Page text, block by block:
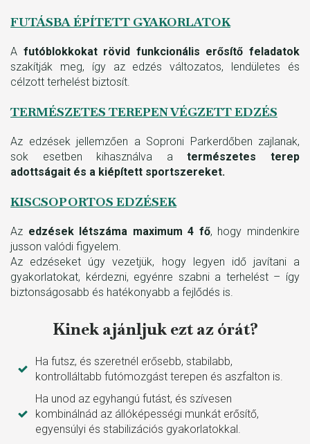
FUTÁSBA ÉPÍTETT GYAKORLATOK
A futóblokkokat rövid funkcionális erősítő feladatok
szakítják meg, így az edzés változatos, lendületes és
célzott terhelést biztosít.
TERMÉSZETES TEREPEN VÉGZETT EDZÉS
Az edzések jellemzően a Soproni Parkerdőben zajlanak,
sok esetben kihasználva atermészetes terep
adottságait és a kiépített sportszereket.
KISCSOPORTOS EDZÉSEK
Az edzések létszáma maximum 4 fő, hogy mindenkire
jusson valódi figyelem.
Az edzéseket úgy vezetjük, hogy legyen idő javítani a
gyakorlatokat, kérdezni, egyénre szabni a terhelést – így
biztonságosabb és hatékonyabb a fejlődés is.
Kinek ajánljuk ezt az órát?
Ha futsz, és szeretnél erősebb, stabilabb,
kontrolláltabb futómozgást terepen és aszfalton is.
Ha unod az egyhangú futást, és szívesen
kombinálnád az állóképességi munkát erősítő,
egyensúlyi és stabilizációs gyakorlatokkal.